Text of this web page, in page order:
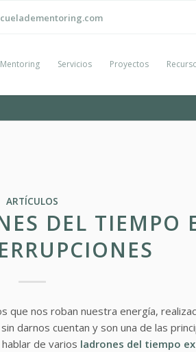
Mentoring Servicios Proyectos
ARTÍCULOS
DEL TIEMPO
que nos roban nuestra energía,
darnos cuentan y son una de las
de varios ladrones del tiempo